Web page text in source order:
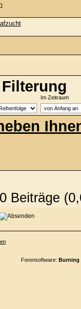
Im Zeitraum
Beiträge
Forensoftware: